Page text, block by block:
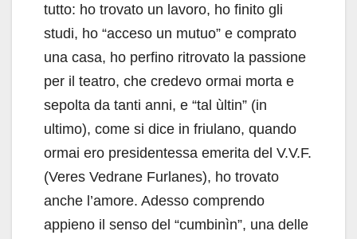
tutto: ho trovato un lavoro, ho finito gli
studi, ho “acceso un mutuo” e comprato
una casa, ho perfino ritrovato la passione
per il teatro, che credevo ormai morta e
sepolta da tanti anni, e “tal ùltin” (in
ultimo), come si dice in friulano, quando
ormai ero presidentessa emerita del V.V.F.
(Veres Vedrane Furlanes), ho trovato
anche l’amore. Adesso comprendo
appieno il senso del “cumbinìn”, una delle